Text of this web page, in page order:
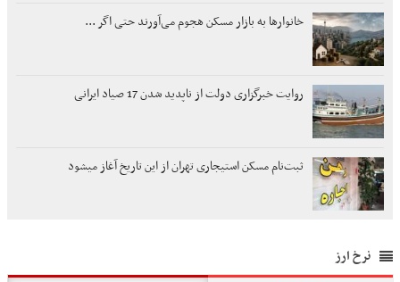
خانوارها به بازار مسکن هجوم می‌آورند حتی اگر ...
روایت خبرگزاری دولت از ناپدید شدن 17 صیاد ایرانی
ثبت‌نام مسکن استیجاری تهران از این تاریخ آغاز میشود
نرخ ارز